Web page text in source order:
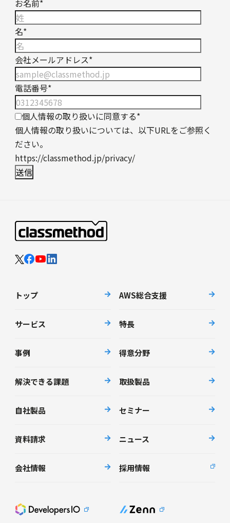
お名前*
名*
会社メールアドレス*
電話番号*
個人情報の取り扱いに同意する*
個人情報の取り扱いについては、以下URLをご参照く
ださい。
https://classmethod.jp/privacy/
トップ AWS総合支援
サービス 特長
事例 得意分野
解決できる課題 取扱製品
自社製品 セミナー
資料請求 ニュース
会社情報 採用情報